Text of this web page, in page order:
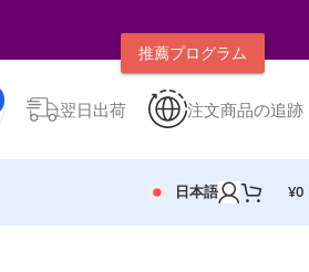
推薦プログラム
翌日出荷 注文商品の追跡
日本語 ¥0